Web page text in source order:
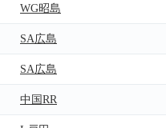
WG昭島
SA広島
SA広島
中国RR